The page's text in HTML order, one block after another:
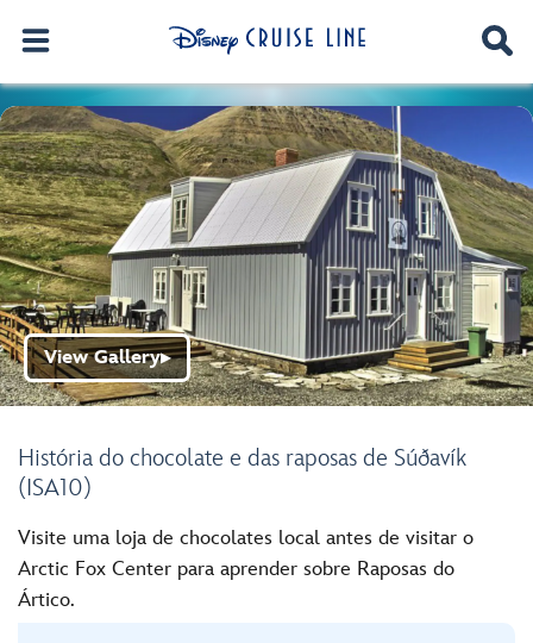
História do chocolate e das raposas de Súðavík
(ISA10)
View Gallery▶
Visite uma loja de chocolates local antes de visitar o
Arctic Fox Center para aprender sobre Raposas do
Ártico.